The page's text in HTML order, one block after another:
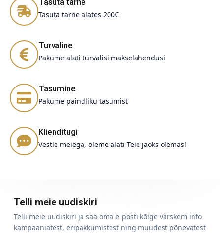
Tasuta tarne
Tasuta tarne alates 200€
Turvaline
Pakume alati turvalisi makselahendusi
Tasumine
Pakume paindliku tasumist
Klienditugi
Vestle meiega, oleme alati Teie jaoks olemas!
Telli meie uudiskiri
Telli meie uudiskiri ja saa oma e-posti kõige värskem info
kampaaniatest, eripakkumistest ning muudest põnevatest